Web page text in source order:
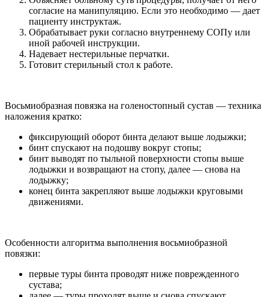
согласие на манипуляцию. Если это необходимо — дает
пациенту инструктаж.
Обрабатывает руки согласно внутреннему СОПу или
иной рабочей инструкции.
Надевает нестерильные перчатки.
Готовит стерильный стол к работе.
Восьмиобразная повязка на голеностопный сустав — техника
наложения кратко:
фиксирующий оборот бинта делают выше лодыжки;
бинт спускают на подошву вокруг стопы;
бинт выводят по тыльной поверхности стопы выше
лодыжки и возвращают на стопу, далее — снова на
лодыжку;
конец бинта закрепляют выше лодыжки круговыми
движениями.
Особенности алгоритма выполнения восьмиобразной
повязки:
первые туры бинта проводят ниже поврежденного
сустава;